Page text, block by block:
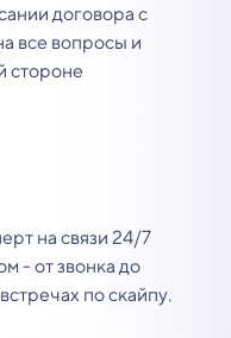
договора с
все вопросы и
стороне
на связи 24/7
- от звонка до
по скайпу.